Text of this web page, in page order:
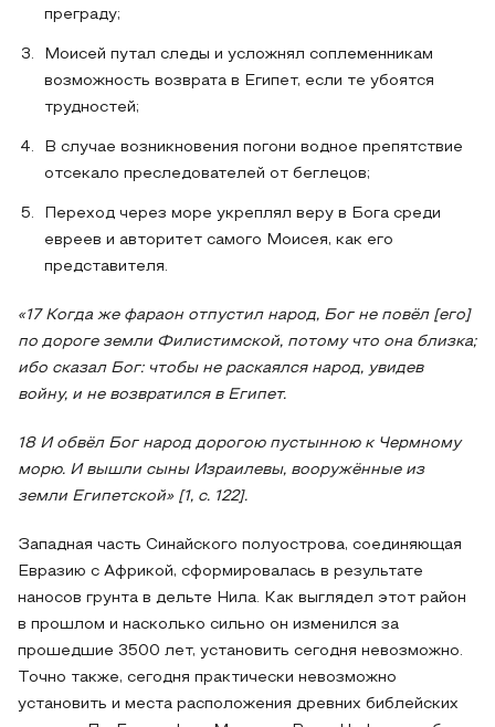
преграду;
Моисей путал следы и усложнял соплеменникам
возможность возврата в Египет, если те убоятся
трудностей;
В случае возникновения погони водное препятствие
отсекало преследователей от беглецов;
Переход через море укреплял веру в Бога среди
евреев и авторитет самого Моисея, как его
представителя.
«17 Когда же фараон отпустил народ, Бог не повёл [его]
по дороге земли Филистимской, потому что она близка;
ибо сказал Бог: чтобы не раскаялся народ, увидев
войну, и не возвратился в Египет.
18 И обвёл Бог народ дорогою пустынною к Чермному
морю. И вышли сыны Израилевы, вооружённые из
земли Египетской» [1, с. 122].
Западная часть Синайского полуострова, соединяющая
Евразию с Африкой, сформировалась в результате
наносов грунта в дельте Нила. Как выглядел этот район
в прошлом и насколько сильно он изменился за
прошедшие 3500 лет, установить сегодня невозможно.
Точно также, сегодня практически невозможно
установить и места расположения древних библейских